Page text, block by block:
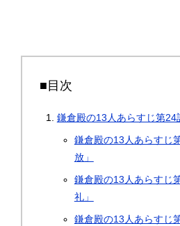
■目次
鎌倉殿の13人あらすじ第24
鎌倉殿の13人あらすじ
放」
鎌倉殿の13人あらすじ
礼」
鎌倉殿の13人あらすじ